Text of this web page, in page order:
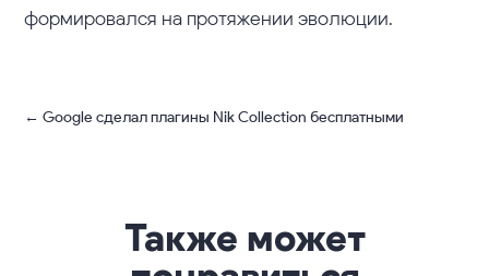
формировался на протяжении эволюции.
←Google сделал плагины Nik Collection бесплатными
Также может